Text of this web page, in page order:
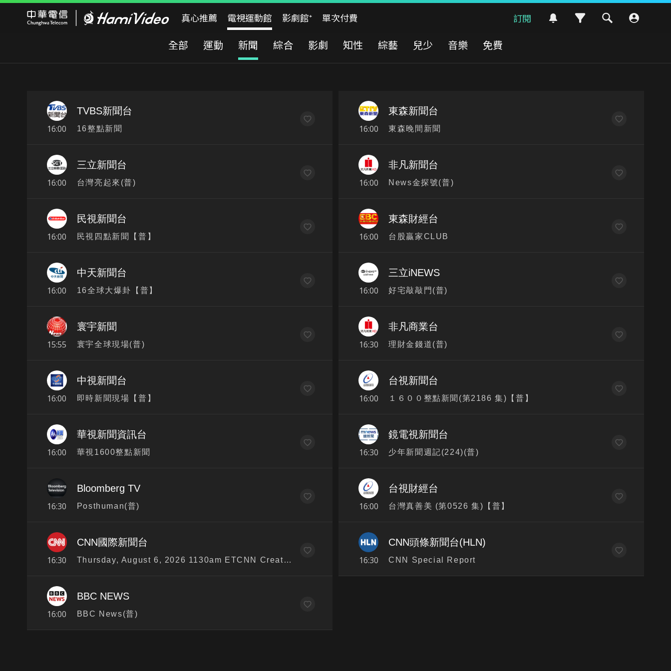
真心推薦 電視運動館 影劇館⁺ 單次付費 訂閱
全部 運動 新聞 綜合 影劇 知性 綜藝 兒少 音樂 免費
16:00
TVBS新聞台
16整點新聞 16:00
東森新聞台
東森晚間新聞
16:00
三立新聞台
台灣亮起來(普) 16:00
非凡新聞台
News金探號(普)
16:00
民視新聞台
民視四點新聞【普】 16:00
東森財經台
台股贏家CLUB
16:00
中天新聞台
16全球大爆卦【普】 16:00
三立iNEWS
好宅敲敲門(普)
15:55
寰宇新聞
寰宇全球現場(普) 16:30
非凡商業台
理財金錢道(普)
16:00
中視新聞台
即時新聞現場【普】 16:00
台視新聞台
１６００整點新聞(第2186 集)【普】
16:00
華視新聞資訊台
華視1600整點新聞 16:30
鏡電視新聞台
少年新聞週記(224)(普)
16:30
Bloomberg TV
Posthuman(普) 16:00
台視財經台
台灣真善美 (第0526 集)【普】
16:30
CNN國際新聞台
Thursday, August 6, 2026 1130am ETCNN Creators 16:30
CNN頭條新聞台(HLN)
CNN Special Report
16:00
BBC NEWS
BBC News(普)